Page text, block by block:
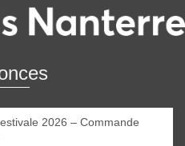
2026 – Commande